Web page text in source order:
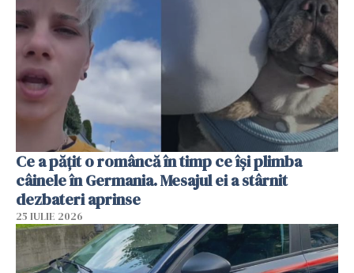
Ce a pățit o româncă în timp ce își plimba
câinele în Germania. Mesajul ei a stârnit
dezbateri aprinse
25 IULIE 2026